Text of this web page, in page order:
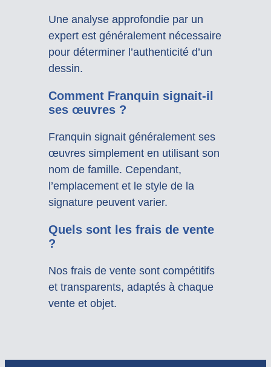
Une analyse approfondie par un
expert est généralement nécessaire
pour déterminer l’authenticité d’un
dessin.
Comment Franquin signait-il
ses œuvres ?
Franquin signait généralement ses
œuvres simplement en utilisant son
nom de famille. Cependant,
l’emplacement et le style de la
signature peuvent varier.
Quels sont les frais de vente
?
Nos frais de vente sont compétitifs
et transparents, adaptés à chaque
vente et objet.